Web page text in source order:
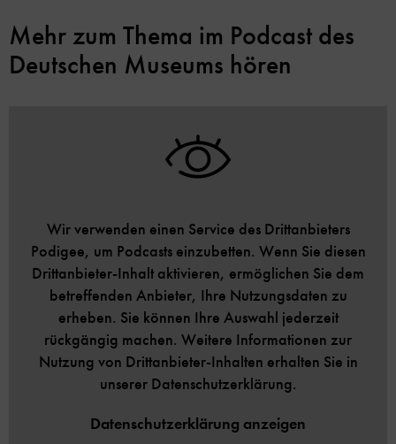
Mehr zum Thema im Podcast des
Deutschen Museums hören
Wir verwenden einen Service des Drittanbieters
Podigee, um Podcasts einzubetten. Wenn Sie diesen
Drittanbieter-Inhalt aktivieren, ermöglichen Sie dem
betreffenden Anbieter, Ihre Nutzungsdaten zu
erheben. Sie können Ihre Auswahl jederzeit
rückgängig machen. Weitere Informationen zur
Nutzung von Drittanbieter-Inhalten erhalten Sie in
unserer Datenschutzerklärung.
Datenschutzerklärung anzeigen